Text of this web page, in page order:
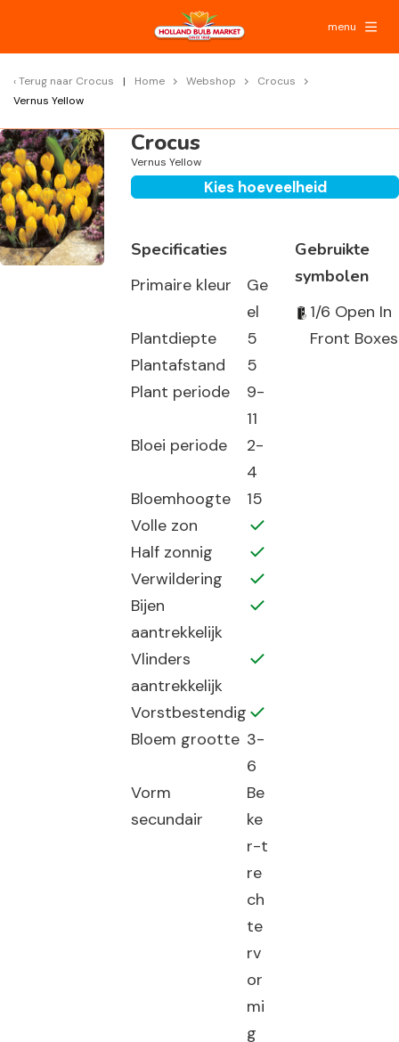
menu
Terug naar Crocus Home Webshop
Crocus
Vernus Yellow
Crocus
Vernus Yellow
Kies hoeveelheid
Specificaties
Primaire kleur
Ge
el
Plantdiepte
5
Plantafstand
5
Plant periode
9-
11
Bloei periode
2-
4
Bloemhoogte
15
Volle zon
Half zonnig
Verwildering
Bijen
aantrekkelijk
Vlinders
aantrekkelijk
Vorstbestendig
Bloem grootte 3-
6
Vorm
secundair
Be
ke
r-t
re
ch
te
rv
or
mi
g
Gebruikte
symbolen
1/6 Open In
Front Boxes